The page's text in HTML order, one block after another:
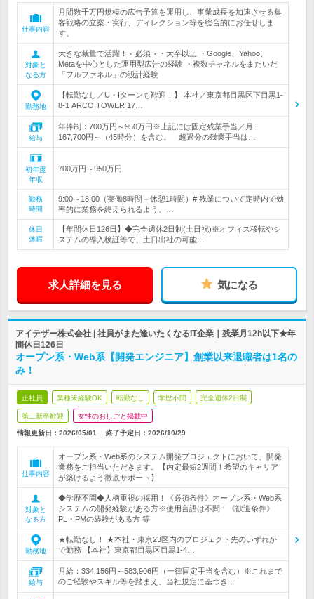
仕事内容
月間数千万円規模の広告予算を運用し、事業成長を加速させる集
客戦略の立案・実行、ディレクション等を総合的にお任せしま
す。
対象と
なる方
大きな裁量で活躍！＜必須＞・大卒以上 ・Google、Yahoo、
Metaを中心とした運用型広告の経験 ・複数チャネルをまたいだ
「フルファネル」の設計経験
勤務地
【転勤なし／U・Iターンも歓迎！】 本社／東京都目黒区下目黒1-
8-1 ARCO TOWER 17…
給与
年俸制：700万円～950万円※上記には固定残業手当／月：
167,700円～（45時分）を含む。 超過分の残業手当は…
初年度
年収
700万円～950万円
勤務
時間
9:00～18:00（実働8時間＋休憩1時間）# 残業について定時内で効
率的に業務を終えられるよう、…
休日
休暇
【年間休日126日】◆完全週休2日制(土日祝)※オフィス移転やシ
ステムの導入検証等で、土日出社の可能…
求人詳細を見る 気になる
アイテザー株式会社 | 社員がまた逢いたくなるIT企業｜残業月12h以下★年
間休日126日
オープン系・Web系【開発エンジニア】創業以来退職者は1名の
み！
正社員 業種未経験OK 転勤なし 学歴不問 完全週休2日制
第二新卒歓迎 女性のおしごと掲載中
情報更新日：2026/05/01 終了予定日： 2026/10/29
仕事内容
オープン系・Web系のシステム開発プロジェクトにおいて、開発
業務をご担当いただきます。【内定最短2週間！希望のキャリア
が築けるよう徹底サポート】
対象と
なる方
◆学歴不問◆人柄重視の採用！《必須条件》オープン系・Web系
システムの開発経験がある方※使用言語は不問！《歓迎条件》
PL・PMの経験がある方 等
勤務地
★転勤なし！ ★本社・東京23区内のプロジェクト先のいずれか
で勤務 【本社】東京都目黒区目黒1-4…
給与
月給：334,156円～583,906円（一律固定手当を含む）※これまで
のご経験やスキル等を踏まえ、当社規定に基づき…